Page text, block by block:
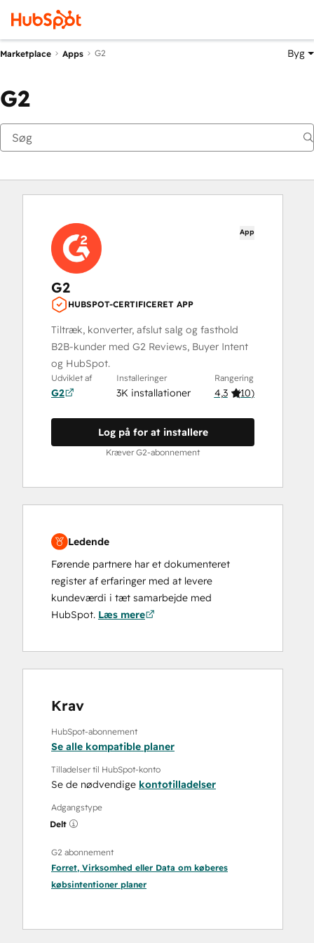
Marketplace Apps G2 Byg
G2
App
G2
HUBSPOT-CERTIFICERET APP
Tiltræk, konverter, afslut salg og fasthold
B2B-kunder med G2 Reviews, Buyer Intent
og HubSpot.
Udviklet af
G2
Installeringer
3K installationer
Rangering
4,3 (10)
Log på for at installere
Kræver G2-abonnement
Ledende
Førende partnere har et dokumenteret
register af erfaringer med at levere
kundeværdi i tæt samarbejde med
HubSpot. Læs mere
Krav
HubSpot-abonnement
Se alle kompatible planer
Tilladelser til HubSpot-konto
Se de nødvendige kontotilladelser
Adgangstype
Delt
G2 abonnement
Forret, Virksomhed eller Data om køberes
købsintentioner planer